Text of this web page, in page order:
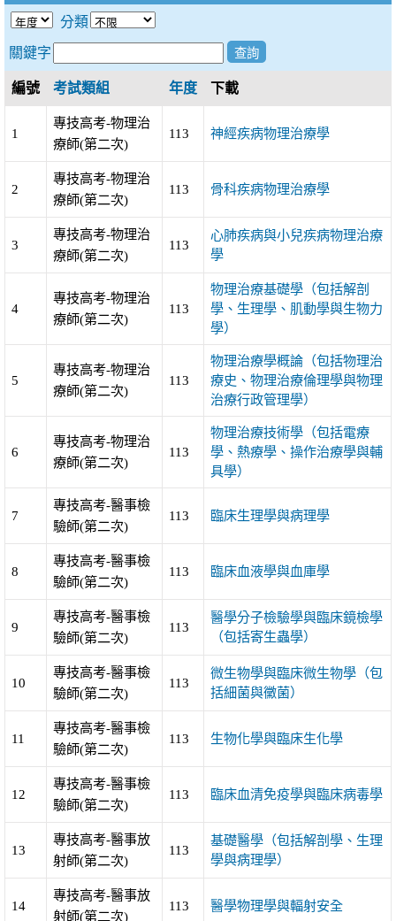
分類
關鍵字
編號 考試類組 年度 下載
1
專技高考-物理治
療師(第二次)
113 神經疾病物理治療學
2
專技高考-物理治
療師(第二次)
113 骨科疾病物理治療學
3
專技高考-物理治
療師(第二次)
113
心肺疾病與小兒疾病物理治療
學
4
專技高考-物理治
療師(第二次)
113
物理治療基礎學（包括解剖
學、生理學、肌動學與生物力
學）
5
專技高考-物理治
療師(第二次)
113
物理治療學概論（包括物理治
療史、物理治療倫理學與物理
治療行政管理學）
6
專技高考-物理治
療師(第二次)
113
物理治療技術學（包括電療
學、熱療學、操作治療學與輔
具學）
7
專技高考-醫事檢
驗師(第二次)
113 臨床生理學與病理學
8
專技高考-醫事檢
驗師(第二次)
113 臨床血液學與血庫學
9
專技高考-醫事檢
驗師(第二次)
113
醫學分子檢驗學與臨床鏡檢學
（包括寄生蟲學）
10
專技高考-醫事檢
驗師(第二次)
113
微生物學與臨床微生物學（包
括細菌與黴菌）
11
專技高考-醫事檢
驗師(第二次)
113 生物化學與臨床生化學
12
專技高考-醫事檢
驗師(第二次)
113 臨床血清免疫學與臨床病毒學
13
專技高考-醫事放
射師(第二次)
113
基礎醫學（包括解剖學、生理
學與病理學）
14
專技高考-醫事放
射師(第二次)
113 醫學物理學與輻射安全